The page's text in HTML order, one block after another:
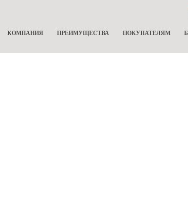
КОМПАНИЯ ПРЕИМУЩЕСТВА ПОКУПАТЕЛЯМ